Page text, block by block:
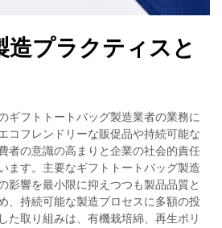
造プラクティスと
ギフトトートバッグ製造業者の業務に
コフレンドリーな販促品や持続可能な
者の意識の高まりと企業の社会的責任
ます。主要なギフトトートバッグ製造
影響を最小限に抑えつつも製品品質と
、持続可能な製造プロセスに多額の投
た取り組みは、有機栽培綿、再生ポリ